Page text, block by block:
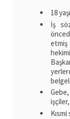
18
İş
etmiş
işçiler,